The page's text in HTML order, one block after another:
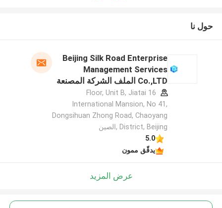
حول نا
Beijing Silk Road Enterprise
Management Services
Co.,LTD الملف الشركة المصنعة
16 Floor, Unit B, Jiatai
International Mansion, No 41,
Dongsihuan Zhong Road, Chaoyang
District, Beijing ,الصين
5.0
يدقّق ممون
عرض المزيد